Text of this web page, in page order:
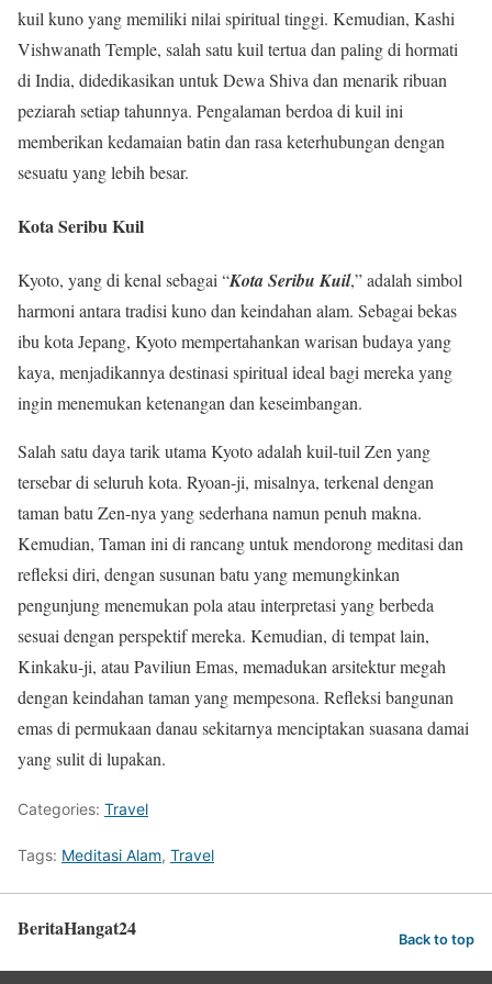
kuil kuno yang memiliki nilai spiritual tinggi. Kemudian, Kashi
Vishwanath Temple, salah satu kuil tertua dan paling di hormati
di India, didedikasikan untuk Dewa Shiva dan menarik ribuan
peziarah setiap tahunnya. Pengalaman berdoa di kuil ini
memberikan kedamaian batin dan rasa keterhubungan dengan
sesuatu yang lebih besar.
Kota Seribu Kuil
Kyoto, yang di kenal sebagai “Kota Seribu Kuil,” adalah simbol
harmoni antara tradisi kuno dan keindahan alam. Sebagai bekas
ibu kota Jepang, Kyoto mempertahankan warisan budaya yang
kaya, menjadikannya destinasi spiritual ideal bagi mereka yang
ingin menemukan ketenangan dan keseimbangan.
Salah satu daya tarik utama Kyoto adalah kuil-tuil Zen yang
tersebar di seluruh kota. Ryoan-ji, misalnya, terkenal dengan
taman batu Zen-nya yang sederhana namun penuh makna.
Kemudian, Taman ini di rancang untuk mendorong meditasi dan
refleksi diri, dengan susunan batu yang memungkinkan
pengunjung menemukan pola atau interpretasi yang berbeda
sesuai dengan perspektif mereka. Kemudian, di tempat lain,
Kinkaku-ji, atau Paviliun Emas, memadukan arsitektur megah
dengan keindahan taman yang mempesona. Refleksi bangunan
emas di permukaan danau sekitarnya menciptakan suasana damai
yang sulit di lupakan.
Categories: Travel
Tags: Meditasi Alam, Travel
BeritaHangat24 Back to top